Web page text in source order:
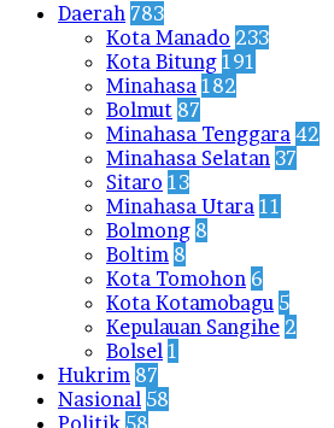
Daerah 783
Kota Manado 233
Kota Bitung 191
Minahasa 182
Bolmut 87
Minahasa Tenggara 42
Minahasa Selatan 37
Sitaro 13
Minahasa Utara 11
Bolmong 8
Boltim 8
Kota Tomohon 6
Kota Kotamobagu 5
Kepulauan Sangihe 2
Bolsel 1
Hukrim 87
Nasional 58